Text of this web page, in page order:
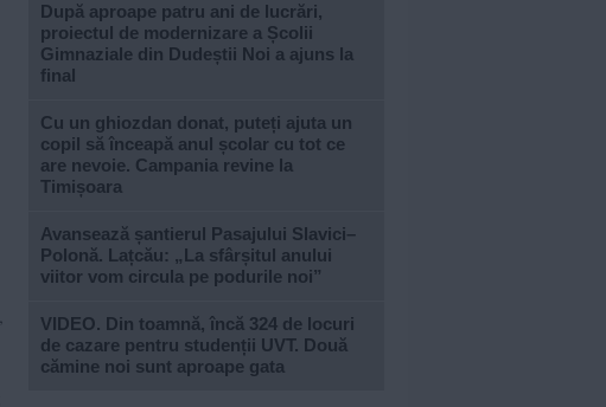
După aproape patru ani de lucrări,
proiectul de modernizare a Școlii
Gimnaziale din Dudeștii Noi a ajuns la
final
Cu un ghiozdan donat, puteți ajuta un
copil să înceapă anul școlar cu tot ce
are nevoie. Campania revine la
Timișoara
Avansează șantierul Pasajului Slavici–
Polonă. Lațcău: „La sfârșitul anului
viitor vom circula pe podurile noi”
VIDEO. Din toamnă, încă 324 de locuri
de cazare pentru studenții UVT. Două
cămine noi sunt aproape gata